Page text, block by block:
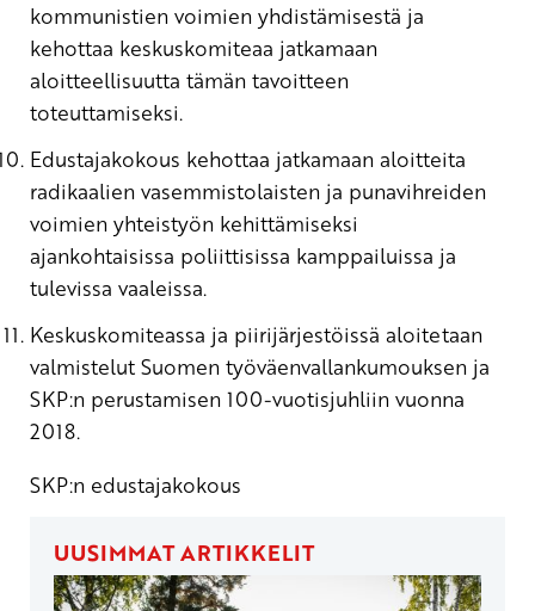
kommunistien voimien yhdistämisestä ja
kehottaa keskuskomiteaa jatkamaan
aloitteellisuutta tämän tavoitteen
toteuttamiseksi.
Edustajakokous kehottaa jatkamaan aloitteita
radikaalien vasemmistolaisten ja punavihreiden
voimien yhteistyön kehittämiseksi
ajankohtaisissa poliittisissa kamppailuissa ja
tulevissa vaaleissa.
Keskuskomiteassa ja piirijärjestöissä aloitetaan
valmistelut Suomen työväenvallankumouksen ja
SKP:n perustamisen 100-vuotisjuhliin vuonna
2018.
SKP:n edustajakokous
UUSIMMAT ARTIKKELIT